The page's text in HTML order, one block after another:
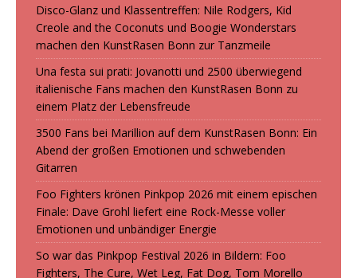
Disco-Glanz und Klassentreffen: Nile Rodgers, Kid
Creole and the Coconuts und Boogie Wonderstars
machen den KunstRasen Bonn zur Tanzmeile
Una festa sui prati: Jovanotti und 2500 überwiegend
italienische Fans machen den KunstRasen Bonn zu
einem Platz der Lebensfreude
3500 Fans bei Marillion auf dem KunstRasen Bonn: Ein
Abend der großen Emotionen und schwebenden
Gitarren
Foo Fighters krönen Pinkpop 2026 mit einem epischen
Finale: Dave Grohl liefert eine Rock-Messe voller
Emotionen und unbändiger Energie
So war das Pinkpop Festival 2026 in Bildern: Foo
Fighters, The Cure, Wet Leg, Fat Dog, Tom Morello